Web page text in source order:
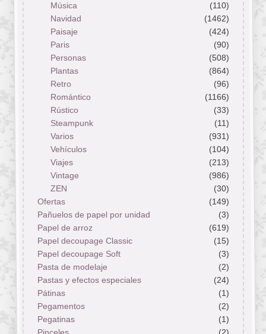
Música
(110)
Navidad
(1462)
Paisaje
(424)
Paris
(90)
Personas
(508)
Plantas
(864)
Retro
(96)
Romántico
(1166)
Rústico
(33)
Steampunk
(11)
Varios
(931)
Vehículos
(104)
Viajes
(213)
Vintage
(986)
ZEN
(30)
Ofertas
(149)
Pañuelos de papel por unidad
(3)
Papel de arroz
(619)
Papel decoupage Classic
(15)
Papel decoupage Soft
(3)
Pasta de modelaje
(2)
Pastas y efectos especiales
(24)
Pátinas
(1)
Pegamentos
(2)
Pegatinas
(1)